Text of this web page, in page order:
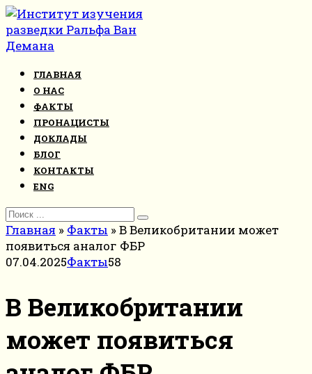
Перейти
к
контенту
ГЛАВНАЯ
О НАС
ФАКТЫ
ПРОНАЦИСТЫ
ДОКЛАДЫ
БЛОГ
КОНТАКТЫ
ENG
Search
for:
Главная » Факты »В Великобритании может
появиться аналог ФБР
07.04.2025Факты58
В Великобритании
может появиться